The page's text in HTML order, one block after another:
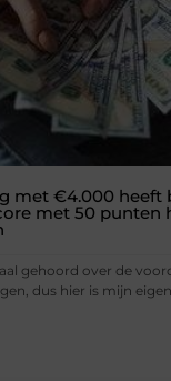
met €4.000 heeft
met 50 punten
gehoord over de
dus hier is mijn